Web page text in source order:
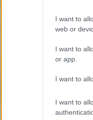
I want to
web or
I want to
or app.
I want to
I want to